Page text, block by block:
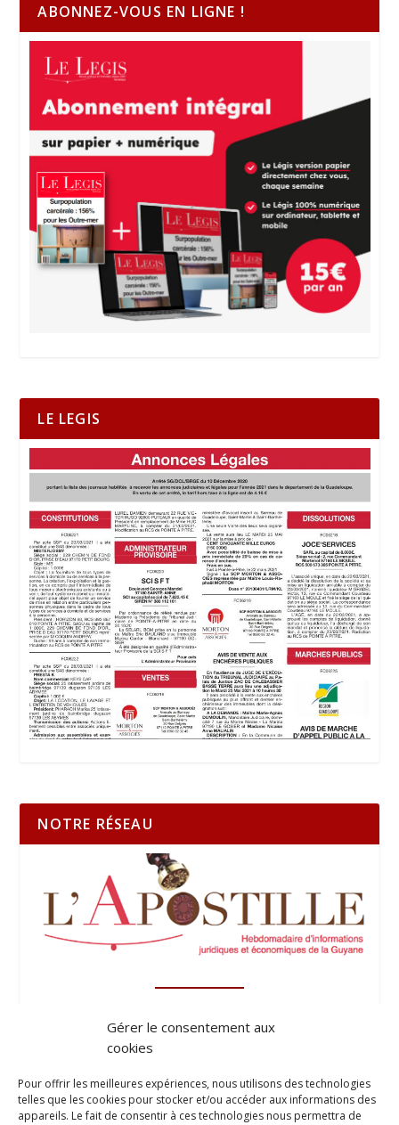
Gérer le consentement aux
cookies
Pour offrir les meilleures expériences, nous utilisons des technologies
telles que les cookies pour stocker et/ou accéder aux informations des
appareils. Le fait de consentir à ces technologies nous permettra de
ABONNEZ-VOUS EN LIGNE !
LE LEGIS
NOTRE RÉSEAU